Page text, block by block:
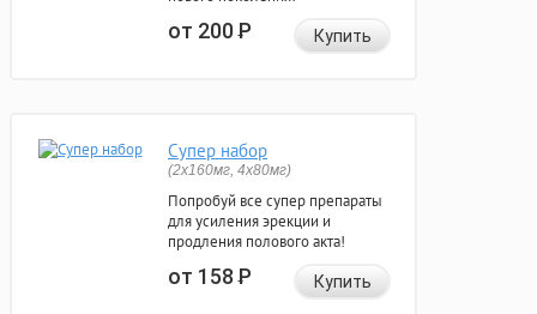
от 200Р Купить
Супер набор
(2х160мг, 4х80мг)
Попробуй все супер препараты
для усиления эрекции и
продления полового акта!
от 158Р Купить